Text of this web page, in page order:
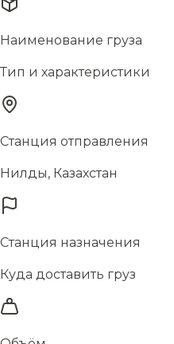
Наименование груза
Тип и характеристики
Станция отправления
Нилды, Казахстан
Станция назначения
Куда доставить груз